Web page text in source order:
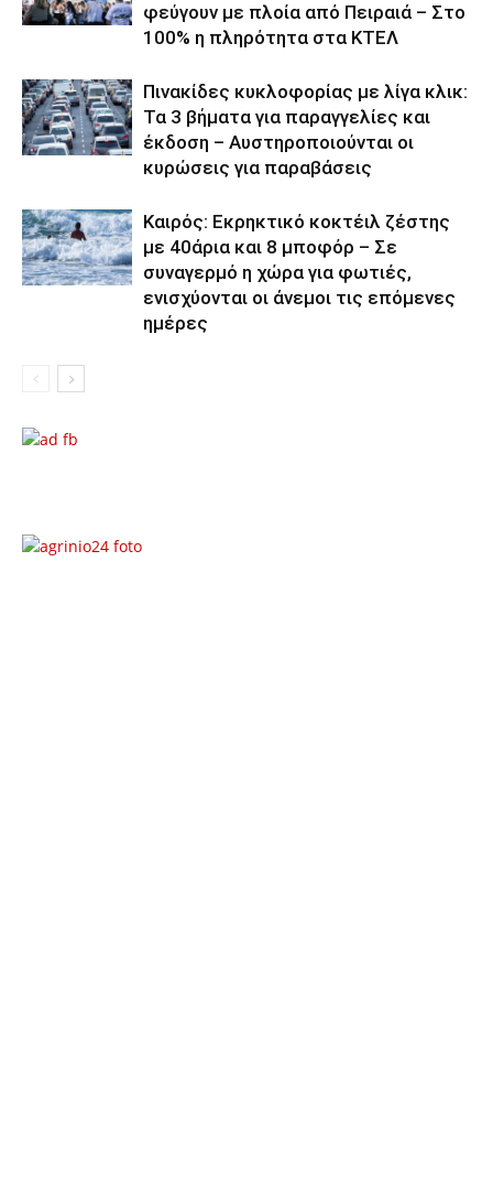
φεύγουν με πλοία από Πειραιά – Στο
100% η πληρότητα στα ΚΤΕΛ
Πινακίδες κυκλοφορίας με λίγα κλικ:
Τα 3 βήματα για παραγγελίες και
έκδοση – Αυστηροποιούνται οι
κυρώσεις για παραβάσεις
Καιρός: Εκρηκτικό κοκτέιλ ζέστης
με 40άρια και 8 μποφόρ – Σε
συναγερμό η χώρα για φωτιές,
ενισχύονται οι άνεμοι τις επόμενες
ημέρες